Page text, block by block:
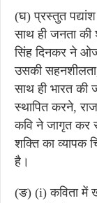
(घ) प्रस्तुत
साथ ही जनता की
सिंह दिनकर ने
उसकी
साथ ही भारत की
स्थापित करने,
कवि ने जागृत कर
शक्ति का व्यापक
है।
(ङ) (i) कविता में